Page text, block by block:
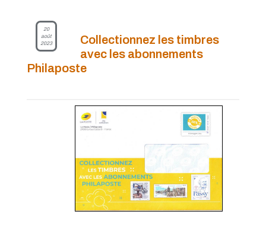
20
août
2023
Collectionnez les timbres
avec les abonnements
Philaposte